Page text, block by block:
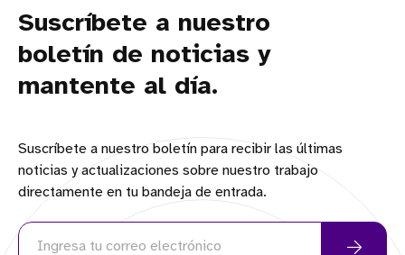
Suscríbete a nuestro
boletín de noticias y
mantente al día.
Suscríbete a nuestro boletín para recibir las últimas
noticias y actualizaciones sobre nuestro trabajo
directamente en tu bandeja de entrada.